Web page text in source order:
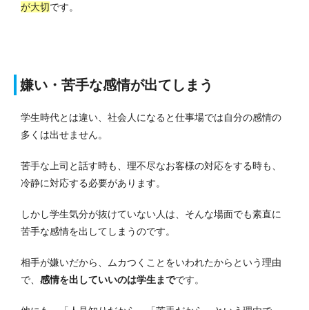
が大切です。
嫌い・苦手な感情が出てしまう
学生時代とは違い、社会人になると仕事場では自分の感情の
多くは出せません。
苦手な上司と話す時も、理不尽なお客様の対応をする時も、
冷静に対応する必要があります。
しかし学生気分が抜けていない人は、そんな場面でも素直に
苦手な感情を出してしまうのです。
相手が嫌いだから、ムカつくことをいわれたからという理由
で、 感情を出していいのは学生までです。